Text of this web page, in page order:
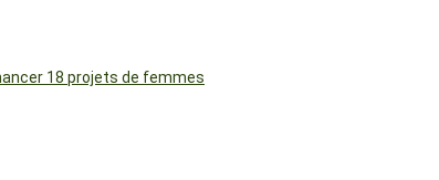
18 projets de femmes